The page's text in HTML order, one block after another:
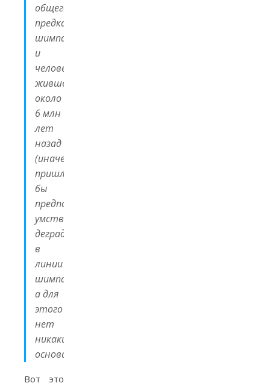
общего
предка
шимпанзе
и
человека,
жившего
около
6 млн
лет
назад
(иначе
пришлось
бы
предполагать
умственную
деградацию
в
линии
шимпанзе,
а для
этого
нет
никаких
оснований)».
Вот это